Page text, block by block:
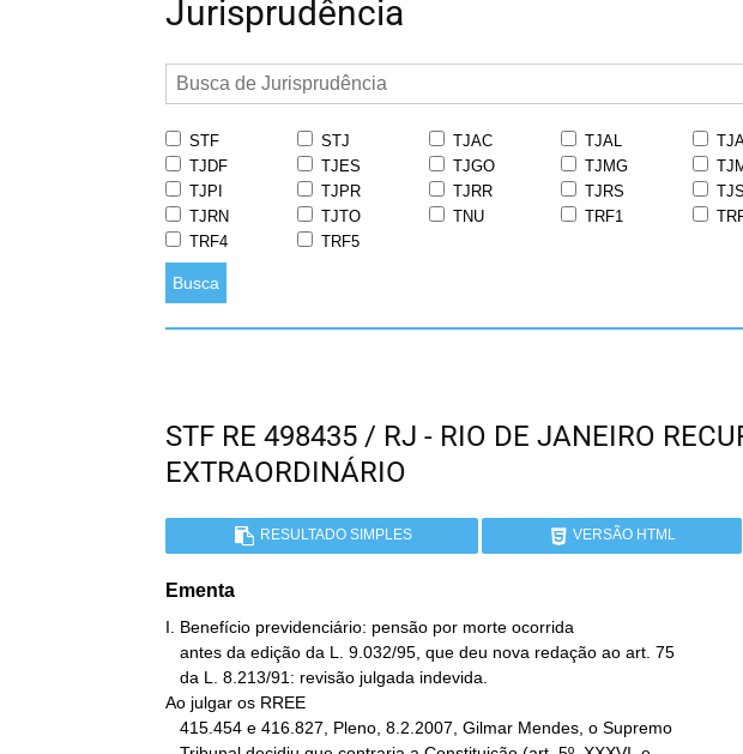
Jurisprudência
STF STJ TJAC TJAL
TJDF
TJES TJGO TJMG
TJPI
TJPR TJRR TJRS
TJRN
TJTO TNU TRF1
TRF4
TRF5
Busca
STF RE 498435 / RJ - RIO DE JANEIRO
EXTRAORDINÁRIO
RESULTADO SIMPLES VERSÃO HTML
Ementa
I. Benefício previdenciário: pensão por morte ocorrida
Ao julgar os RREE